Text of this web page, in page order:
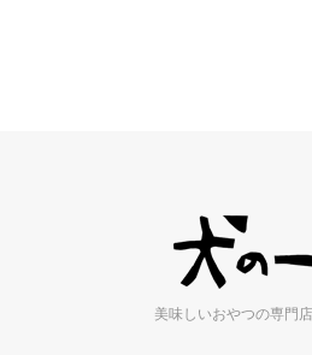
美味しいおやつの専門